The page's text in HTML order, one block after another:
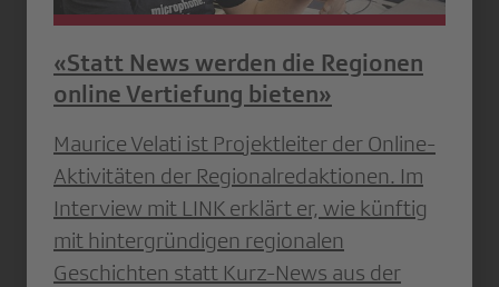
«Statt News werden die Regionen
online Vertiefung bieten»
Maurice Velati ist Projektleiter der Online-
Aktivitäten der Regionalredaktionen. Im
Interview mit LINK erklärt er, wie künftig
mit hintergründigen regionalen
Geschichten statt Kurz-News aus der